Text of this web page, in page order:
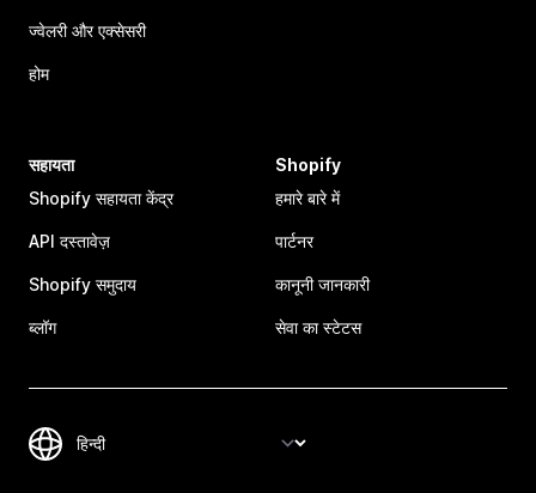
ज्वेलरी और एक्सेसरी
होम
सहायता
Shopify सहायता केंद्र
API दस्तावेज़
Shopify समुदाय
ब्लॉग
Shopify
हमारे बारे में
पार्टनर
कानूनी जानकारी
सेवा का स्टेटस